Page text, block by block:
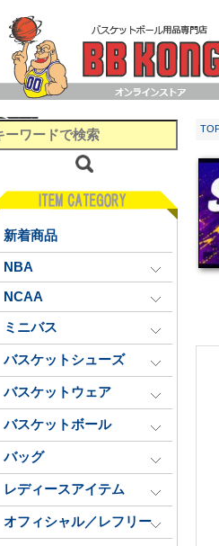
新着商品
NBA
NCAA
ミニバス
バスケットシューズ
バスケットウェア
バスケットボール
バッグ
レディースアイテム
オフィシャル／レフリー